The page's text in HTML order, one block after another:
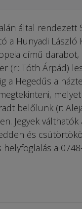
által rendezett
a Hunyadi László
című
(r.: Tóth Árpád)
a Hegedűs a
belőlünk (r:
Jegyek
és
a